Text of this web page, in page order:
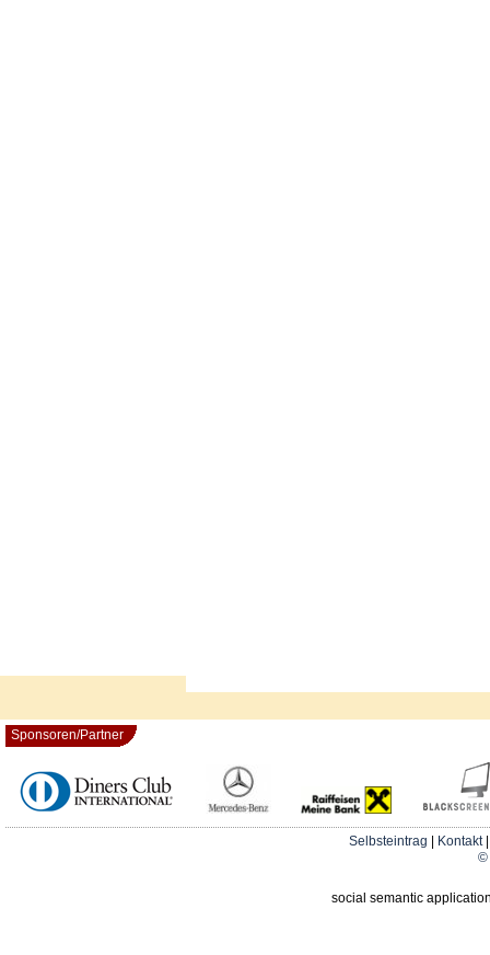
Sponsoren/Partner
Selbsteintrag Kontakt
©
social semantic